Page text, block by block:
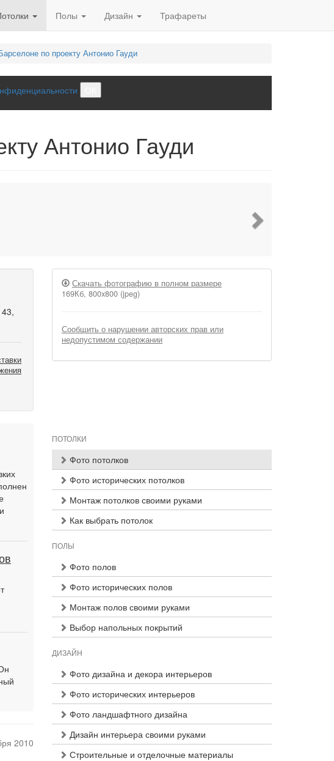
Полы Дизайн Трафареты
по проекту Антонио Гауди
Антонио Гауди
Скачать фотографию в полном размере
169Кб, 800x800 (jpeg)
Сообщить о нарушении авторских прав или
недопустимом содержании
2010
ПОТОЛКИ
Фото потолков
Фото исторических потолков
Монтаж потолков своими руками
Как выбрать потолок
ПОЛЫ
Фото полов
Фото исторических полов
Монтаж полов своими руками
Выбор напольных покрытий
ДИЗАЙН
Фото дизайна и декора интерьеров
Фото исторических интерьеров
Фото ландшафтного дизайна
Дизайн интерьера своими руками
Строительные и отделочные материалы